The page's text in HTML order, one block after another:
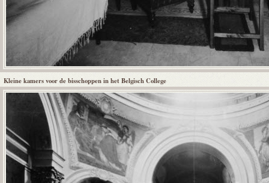
Kleine kamers voor de bisschoppen in het Belgisch College